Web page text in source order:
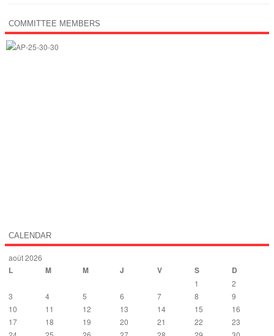
COMMITTEE MEMBERS
CALENDAR
août 2026
L M M J V S D
1
2
3
4 5 6 7 8
9
10
11 12 13 14 15
16
17
18 19 20 21 22
23